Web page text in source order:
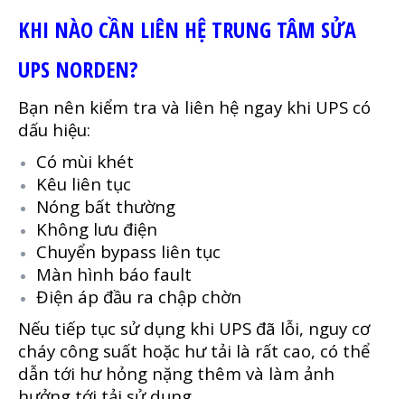
KHI NÀO CẦN LIÊN HỆ TRUNG TÂM SỬA
UPS NORDEN?
Bạn nên kiểm tra và liên hệ ngay khi UPS có
dấu hiệu:
Có mùi khét
Kêu liên tục
Nóng bất thường
Không lưu điện
Chuyển bypass liên tục
Màn hình báo fault
Điện áp đầu ra chập chờn
Nếu tiếp tục sử dụng khi UPS đã lỗi, nguy cơ
cháy công suất hoặc hư tải là rất cao, có thể
dẫn tới hư hỏng nặng thêm và làm ảnh